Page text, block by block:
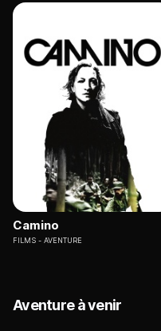
Camino
FILMS AVENTURE
Aventure à venir